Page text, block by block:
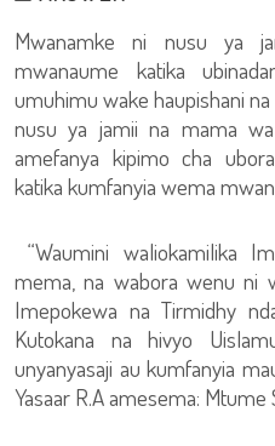
Mwanamke ni nusu ya
mwanaume katika
umuhimu wake haupishani
nusu ya jamii na mama
amefanya kipimo cha
katika kumfanyia wema
“Waumini waliokamilika
mema, na wabora wenu ni
Imepokewa na Tirmidhy
Kutokana na hivyo
unyanyasaji au kumfanyia
Yasaar R.A amesema: Mtume